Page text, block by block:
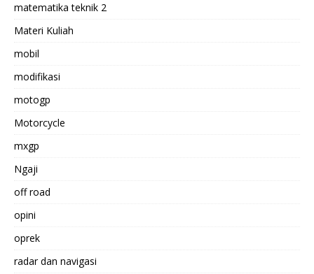
matematika teknik 2
Materi Kuliah
mobil
modifikasi
motogp
Motorcycle
mxgp
Ngaji
off road
opini
oprek
radar dan navigasi